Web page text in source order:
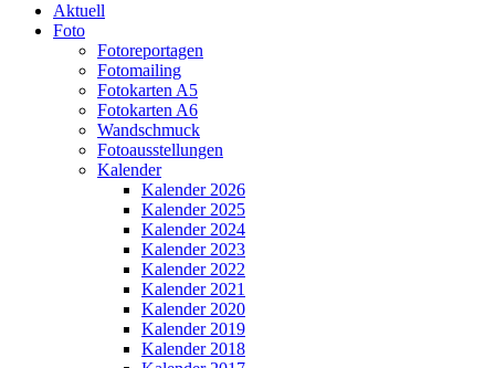
Aktuell
Foto
Fotoreportagen
Fotomailing
Fotokarten A5
Fotokarten A6
Wandschmuck
Fotoausstellungen
Kalender
Kalender 2026
Kalender 2025
Kalender 2024
Kalender 2023
Kalender 2022
Kalender 2021
Kalender 2020
Kalender 2019
Kalender 2018